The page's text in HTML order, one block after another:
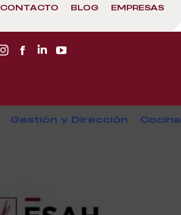
CONTACTO BLOG EMPRESAS
Gestión y Dirección Cocina